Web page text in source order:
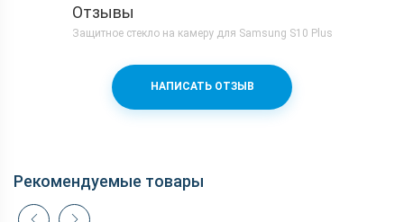
Отзывы
Защитное стекло на камеру для Samsung S10 Plus
НАПИСАТЬ ОТЗЫВ
Рекомендуемые товары